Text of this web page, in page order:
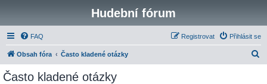
Hudební fórum
FAQ Přihlásit se
Registrovat
Obsah fóra Často kladené otázky
Často kladené otázky